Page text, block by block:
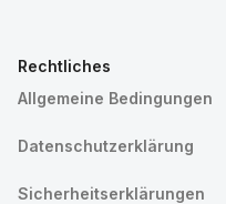
Rechtliches
Allgemeine Bedingungen
Datenschutzerklärung
Sicherheitserklärungen